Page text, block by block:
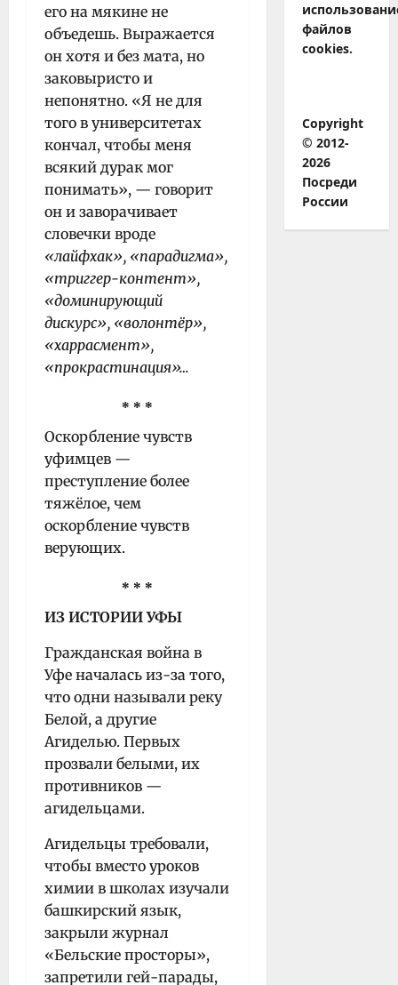
его на мякине не
объедешь. Выражается
он хотя и без мата, но
заковыристо и
непонятно. «Я не для
того в университетах
кончал, чтобы меня
всякий дурак мог
понимать», — говорит
он и заворачивает
словечки вроде
«лайфхак», «парадигма»,
«триггер-контент»,
«доминирующий
дискурс», «волонтёр»,
«харрасмент»,
«прокрастинация»…
* * *
Оскорбление чувств
уфимцев —
преступление более
тяжёлое, чем
оскорбление чувств
верующих.
* * *
ИЗ ИСТОРИИ УФЫ
Гражданская война в
Уфе началась из-за того,
что одни называли реку
Белой, а другие
Агиделью. Первых
прозвали белыми, их
противников —
агидельцами.
Агидельцы требовали,
чтобы вместо уроков
химии в школах изучали
башкирский язык,
закрыли журнал
«Бельские просторы»,
запретили гей-парады,
файлов
cookies.
Copyright
© 2012-
2026
Посреди
России